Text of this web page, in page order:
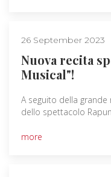
26 September 2023
Nuova recita
Musical"!
A seguito della
dello spettacolo
more